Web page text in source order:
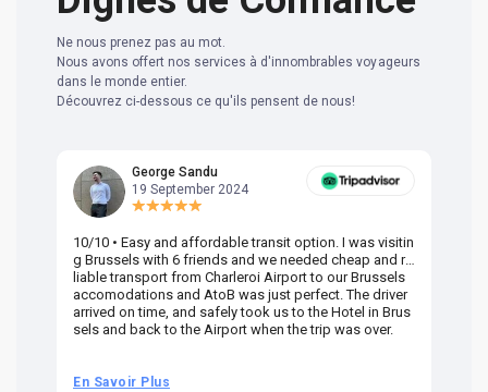
Ne nous prenez pas au mot.
Nous avons offert nos services à d'innombrables voyageurs
dans le monde entier.
Découvrez ci-dessous ce qu'ils pensent de nous!
George Sandu
19 September 2024
10/10 • Easy and affordable transit option. I was visitin
g Brussels with 6 friends and we needed cheap and re
liable transport from Charleroi Airport to our Brussels
accomodations and AtoB was just perfect. The driver
arrived on time, and safely took us to the Hotel in Brus
sels and back to the Airport when the trip was over.
En Savoir Plus